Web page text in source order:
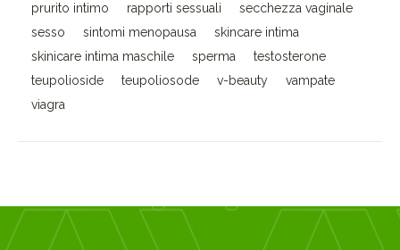
prurito intimo
rapporti sessuali
secchezza vaginale
sesso
sintomi menopausa
skincare intima
skinicare intima maschile
sperma
testosterone
teupolioside
teupoliosode v-beauty
vampate
viagra